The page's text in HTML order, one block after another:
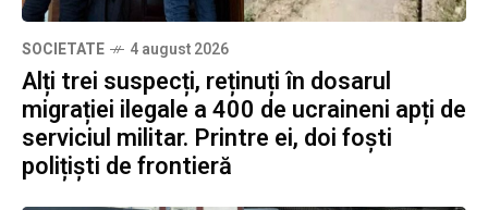
SOCIETATE 4 august 2026
Alți trei suspecți, reținuți în dosarul
migrației ilegale a 400 de ucraineni apți de
serviciul militar. Printre ei, doi foști
polițiști de frontieră